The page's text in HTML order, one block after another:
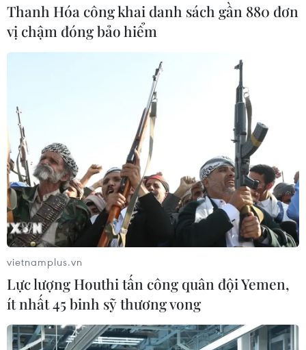
Thanh Hóa công khai danh sách gần 880 đơn
vị chậm đóng bảo hiểm
vietnamplus.vn
Lực lượng Houthi tấn công quân đội Yemen,
ít nhất 45 binh sỹ thương vong